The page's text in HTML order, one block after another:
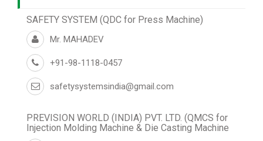
SAFETY SYSTEM (QDC for Press Machine)
Mr. MAHADEV
+91-98-1118-0457
safetysystemsindia@gmail.com
PREVISION WORLD (INDIA) PVT. LTD. (QMCS for
Injection Molding Machine & Die Casting Machine